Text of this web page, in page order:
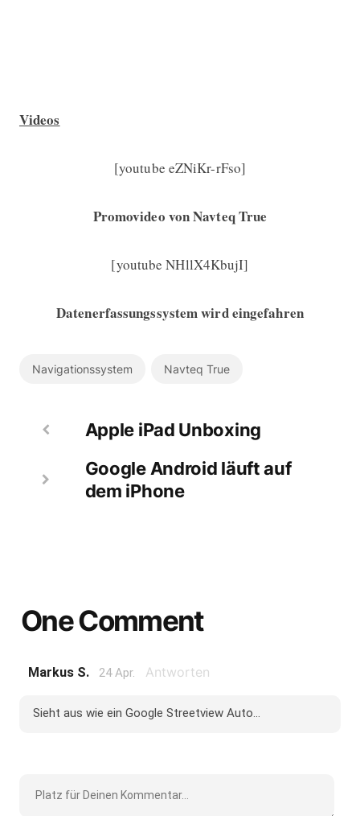
Videos
[youtube eZNiKr-rFso]
Promovideo von Navteq True
[youtube NHllX4KbujI]
Datenerfassungssystem wird eingefahren
Navigationssystem Navteq True
Apple iPad Unboxing
Google Android läuft auf
dem iPhone
One Comment
Markus S. 24 Apr. Antworten
Sieht aus wie ein Google Streetview Auto...